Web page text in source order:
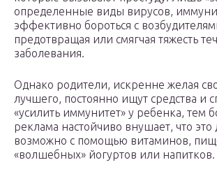
определенные виды вирусов,
эффективно бороться с
предотвращая или смягчая тяжесть
заболевания.
Однако родители, искренне желая
лучшего, постоянно ищут средства и
«усилить иммунитет» у ребенка, тем
реклама настойчиво внушает, что это
возможно с помощью витаминов,
«волшебных» йогуртов или напитков.